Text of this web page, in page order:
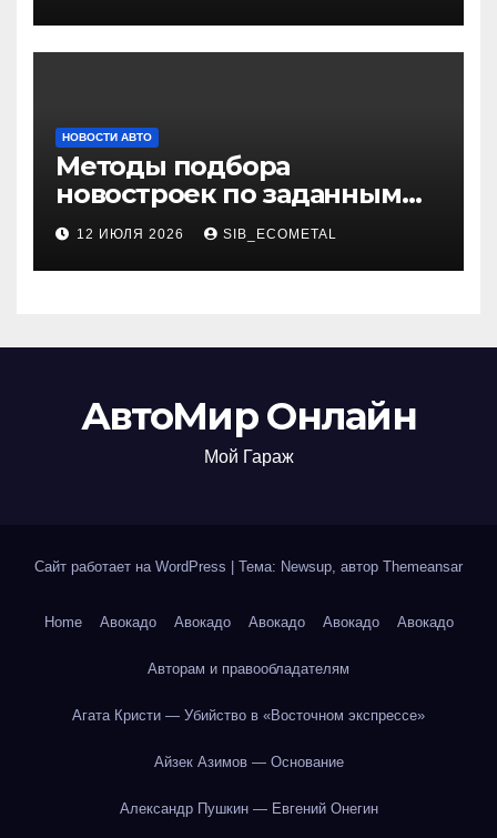
НОВОСТИ АВТО
Методы подбора
новостроек по заданным
критериям
12 ИЮЛЯ 2026 SIB_ECOMETAL
АвтоМир Онлайн
Мой Гараж
Сайт работает на WordPress Тема: Newsup, автор Themeansar
Home Авокадо Авокадо Авокадо Авокадо Авокадо
Авторам и правообладателям
Агата Кристи — Убийство в «Восточном экспрессе»
Айзек Азимов — Основание
Александр Пушкин — Евгений Онегин